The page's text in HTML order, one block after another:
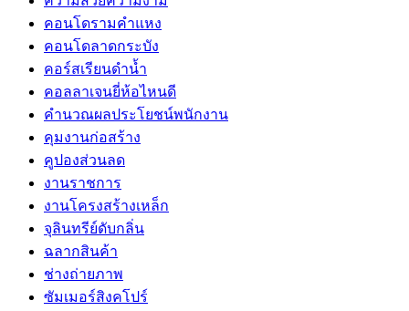
คอนโดรามคำแหง
คอนโดลาดกระบัง
คอร์สเรียนดำน้ำ
คอลลาเจนยี่ห้อไหนดี
คำนวณผลประโยชน์พนักงาน
คุมงานก่อสร้าง
คูปองส่วนลด
งานราชการ
งานโครงสร้างเหล็ก
จุลินทรีย์ดับกลิ่น
ฉลากสินค้า
ช่างถ่ายภาพ
ซัมเมอร์สิงคโปร์